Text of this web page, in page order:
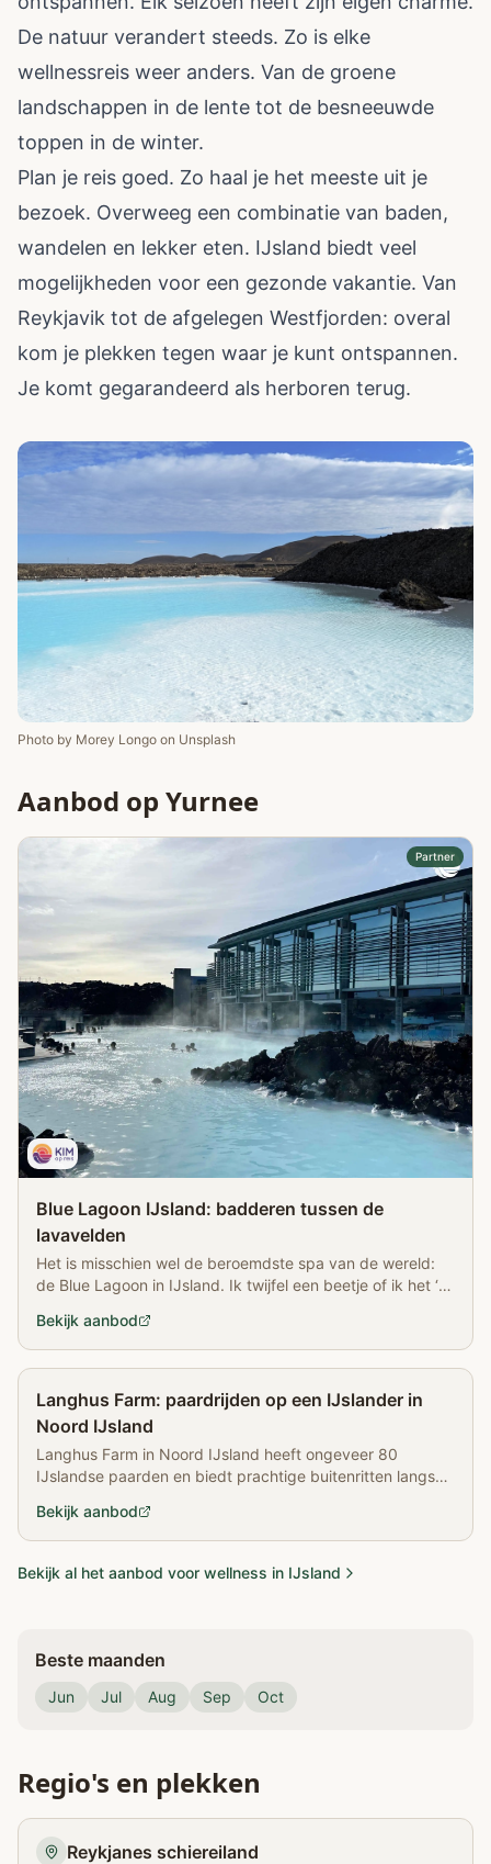
De natuur verandert steeds. Zo is elke
wellnessreis weer anders. Van de groene
landschappen in de lente tot de besneeuwde
toppen in de winter.
Plan je reis goed. Zo haal je het meeste uit je
bezoek. Overweeg een combinatie van baden,
wandelen en lekker eten. IJsland biedt veel
mogelijkheden voor een gezonde vakantie. Van
Reykjavik tot de afgelegen Westfjorden: overal
kom je plekken tegen waar je kunt ontspannen.
Je komt gegarandeerd als herboren terug.
Photo by Morey Longo on Unsplash
Aanbod op Yurnee
Partner
Blue Lagoon IJsland: badderen tussen de
lavavelden
Het is misschien wel de beroemdste spa van de wereld:
de Blue Lagoon in IJsland. Ik twijfel een beetje of ik het ‘t
eigen ogen zien en ja, h…
Bekijk aanbod
Langhus Farm: paardrijden op een IJslander in
Noord IJsland
Langhus Farm in Noord IJsland heeft ongeveer 80
IJslandse paarden en biedt prachtige buitenritten langs
Bekijk aanbod
Bekijk al het aanbod voor wellness in IJsland
Beste maanden
Jun Jul Aug Sep Oct
Regio's en plekken
Reykjanes schiereiland